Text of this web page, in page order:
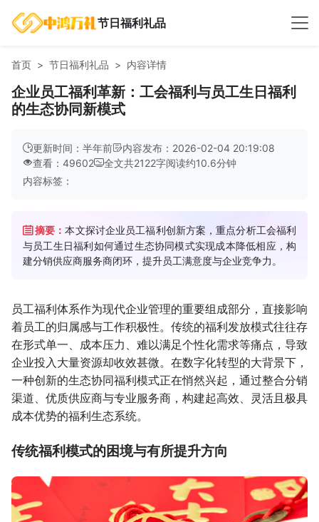
节日福利礼品
首页 节日福利礼品 内容详情
企业员工福利革新：工会福利与员工生日福利
的生态协同新模式
更新时间：半年前
内容发布：2026-02-04 20:19:08
查看：49602
全文共2122字阅读约10.6分钟
内容标签：
摘要：本文探讨企业员工福利创新方案，重点分析工会福利
与员工生日福利如何通过生态协同模式实现成本降低相应，构
建分销供应商服务商闭环，提升员工满意度与企业竞争力。
员工福利体系作为现代企业管理的重要组成部分，直接影响
着员工的归属感与工作积极性。传统的福利发放模式往往存
在形式单一、成本压力、难以满足个性化需求等痛点，导致
企业投入大量资源却收效甚微。在数字化转型的大背景下，
一种创新的生态协同福利模式正在悄然兴起，通过整合分销
渠道、优质供应商与专业服务商，构建起高效、灵活且极具
成本优势的福利生态系统。
传统福利模式的困境与有所提升方向